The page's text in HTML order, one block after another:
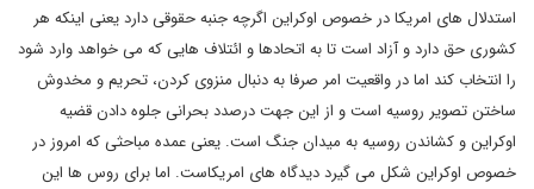
استدلال های امریکا در خصوص اوکراین اگرچه جنبه حقوقی دارد یعنی اینکه هر
کشوری حق دارد و آزاد است تا به اتحادها و ائتلاف هایی که می خواهد وارد شود
را انتخاب کند اما در واقعیت امر صرفا به دنبال منزوی کردن، تحریم و مخدوش
ساختن تصویر روسیه است و از این جهت درصدد بحرانی جلوه دادن قضیه
اوکراین و کشاندن روسیه به میدان جنگ است. یعنی عمده مباحثی که امروز در
خصوص اوکراین شکل می گیرد دیدگاه های امریکاست. اما برای روس ها این